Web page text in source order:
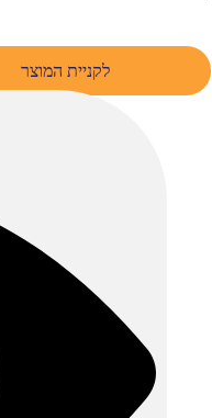
לקניית המוצר